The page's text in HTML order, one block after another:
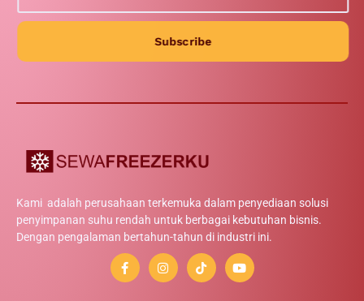
Subscribe
Kami adalah perusahaan terkemuka dalam penyediaan solusi
penyimpanan suhu rendah untuk berbagai kebutuhan bisnis.
Dengan pengalaman bertahun-tahun di industri ini.